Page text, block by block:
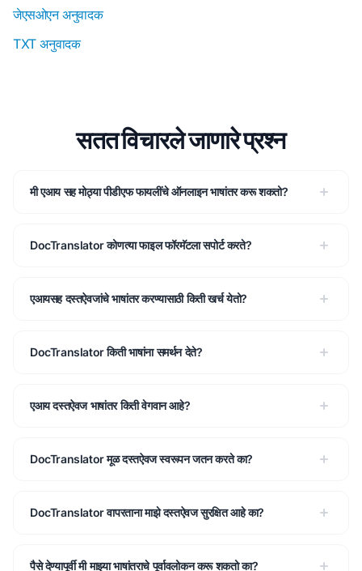
जेएसओएन अनुवादक
TXT अनुवादक
सतत विचारले जाणारे प्रश्न
मी एआय सह मोठ्या पीडीएफ फायलींचे ऑनलाइन भाषांतर करू शकतो?
DocTranslator कोणत्या फाइल फॉरमॅटला सपोर्ट करते?
एआयसह दस्तऐवजांचे भाषांतर करण्यासाठी किती खर्च येतो?
DocTranslator किती भाषांना समर्थन देते?
एआय दस्तऐवज भाषांतर किती वेगवान आहे?
DocTranslator मूळ दस्तऐवज स्वरूपन जतन करते का?
DocTranslator वापरताना माझे दस्तऐवज सुरक्षित आहे का?
पैसे देण्यापूर्वी मी माझ्या भाषांतराचे पूर्वावलोकन करू शकतो का?